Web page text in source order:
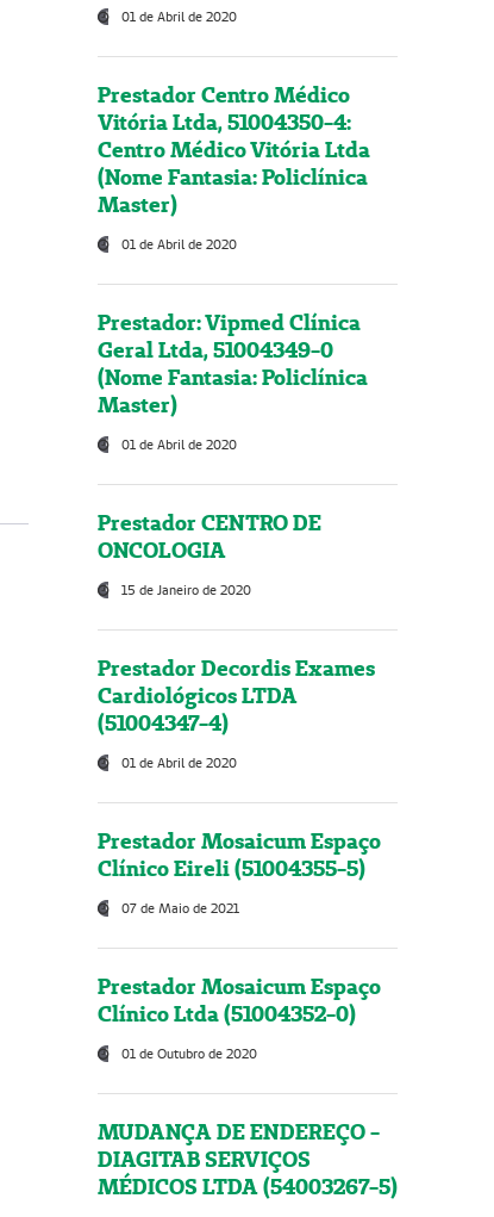
01 de Abril de 2020
Prestador Centro Médico
Vitória Ltda, 51004350-4:
Centro Médico Vitória Ltda
(Nome Fantasia: Policlínica
Master)
01 de Abril de 2020
Prestador: Vipmed Clínica
Geral Ltda, 51004349-0
(Nome Fantasia: Policlínica
Master)
01 de Abril de 2020
Prestador CENTRO DE
ONCOLOGIA
15 de Janeiro de 2020
Prestador Decordis Exames
Cardiológicos LTDA
(51004347-4)
01 de Abril de 2020
Prestador Mosaicum Espaço
Clínico Eireli (51004355-5)
07 de Maio de 2021
Prestador Mosaicum Espaço
Clínico Ltda (51004352-0)
01 de Outubro de 2020
MUDANÇA DE ENDEREÇO -
DIAGITAB SERVIÇOS
MÉDICOS LTDA (54003267-5)